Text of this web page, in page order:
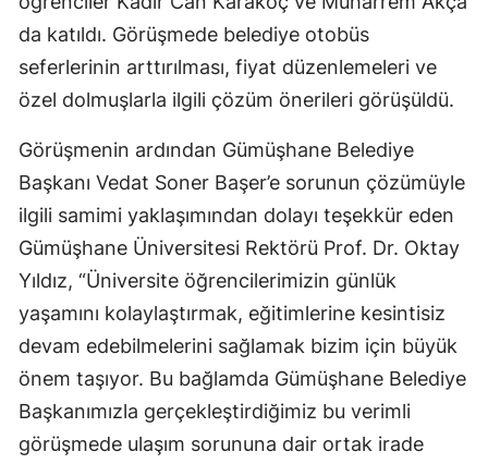
Malatya
Manisa
Mardin
Muğla
Muş
Nevşehir
Niğde
Ordu
Rize
da katıldı. Görüşmede belediye otobüs
seferlerinin arttırılması, fiyat düzenlemeleri ve
özel dolmuşlarla ilgili çözüm önerileri görüşüldü.
Görüşmenin ardından Gümüşhane Belediye
Başkanı Vedat Soner Başer’e sorunun çözümüyle
ilgili samimi yaklaşımından dolayı teşekkür eden
Gümüşhane Üniversitesi Rektörü Prof. Dr. Oktay
Yıldız, “Üniversite öğrencilerimizin günlük
yaşamını kolaylaştırmak, eğitimlerine kesintisiz
devam edebilmelerini sağlamak bizim için büyük
önem taşıyor. Bu bağlamda Gümüşhane Belediye
Başkanımızla gerçekleştirdiğimiz bu verimli
görüşmede ulaşım sorununa dair ortak irade